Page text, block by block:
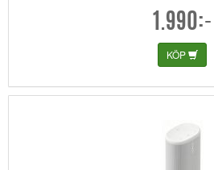
1.990:-
KÖP